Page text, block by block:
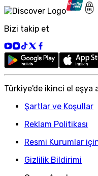
Bizi takip et
Türkiye'de ikinci el eşya
Şartlar ve Koşullar
Reklam Politikası
Resmi Kurumlar
Gizlilik Bildirimi